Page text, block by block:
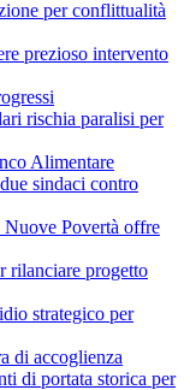
per conflittualità
prezioso intervento
rischia paralisi per
Alimentare
sindaci contro
Povertà offre
rilanciare progetto
strategico per
di accoglienza
di portata storica per